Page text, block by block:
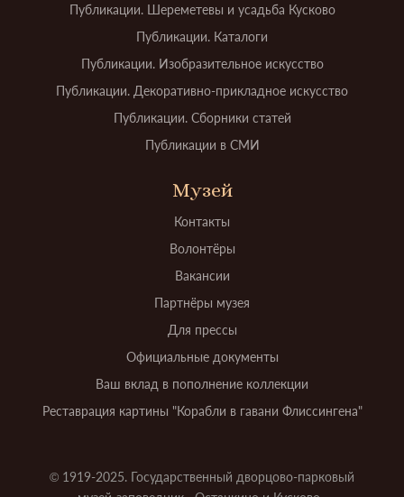
Публикации. Шереметевы и усадьба Кусково
Публикации. Каталоги
Публикации. Изобразительное искусство
Публикации. Декоративно-прикладное искусство
Публикации. Сборники статей
Публикации в СМИ
Музей
Контакты
Волонтёры
Вакансии
Партнёры музея
Для прессы
Официальные документы
Ваш вклад в пополнение коллекции
Реставрация картины "Корабли в гавани Флиссингена"
© 1919-2025. Государственный дворцово-парковый